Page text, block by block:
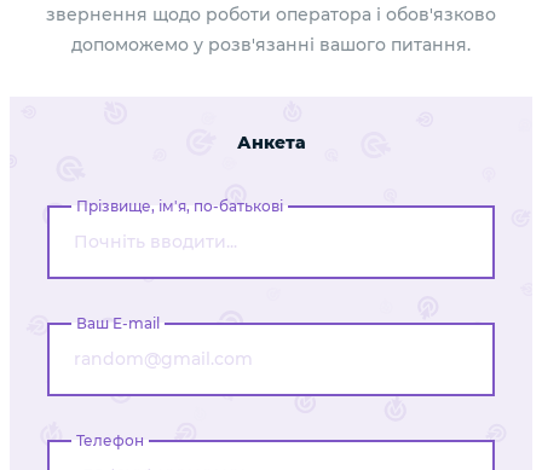
звернення щодо роботи оператора і обов'язково
допоможемо у розв'язанні вашого питання.
Анкета
Прізвище, ім'я, по-батькові
Ваш E-mail
Телефон